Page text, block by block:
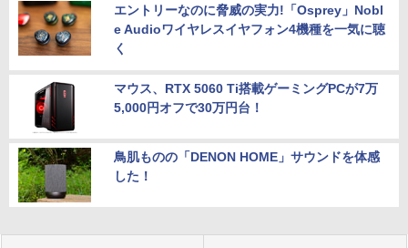
エントリーなのに脅威の実力!「Osprey」Nobl
e Audioワイヤレスイヤフォン4機種を一気に聴
く
マウス、RTX 5060 Ti搭載ゲーミングPCが7万
5,000円オフで30万円台！
鳥肌ものの「DENON HOME」サウンドを体感
した！